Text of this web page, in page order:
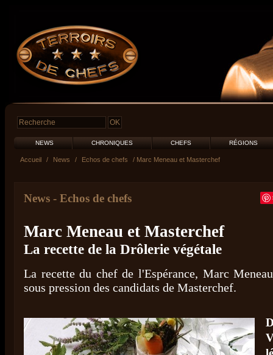
NEWS CHRONIQUES CHEFS RÉGIONS
Accueil / News / Echos de chefs / Marc Meneau et Masterchef
News - Echos de chefs
Marc Meneau et Masterchef
La recette de la Drôlerie végétale
La recette du chef de l'Espérance, Marc
sous pression des candidats de Masterchef.